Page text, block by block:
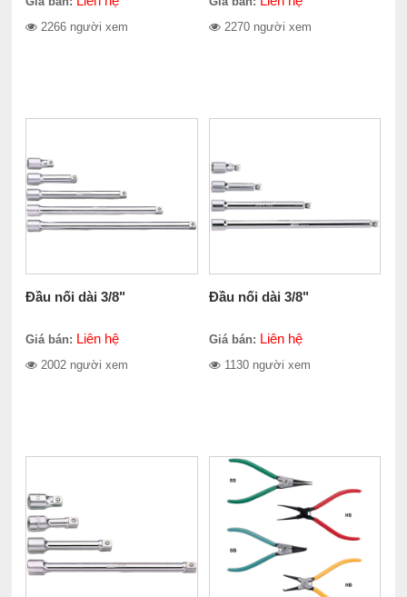
2266 người xem 2270 người xem
Đầu nối dài 3/8"
Giá bán: Liên hệ
2002 người xem
Đầu nối dài 3/8"
Giá bán: Liên hệ
1130 người xem